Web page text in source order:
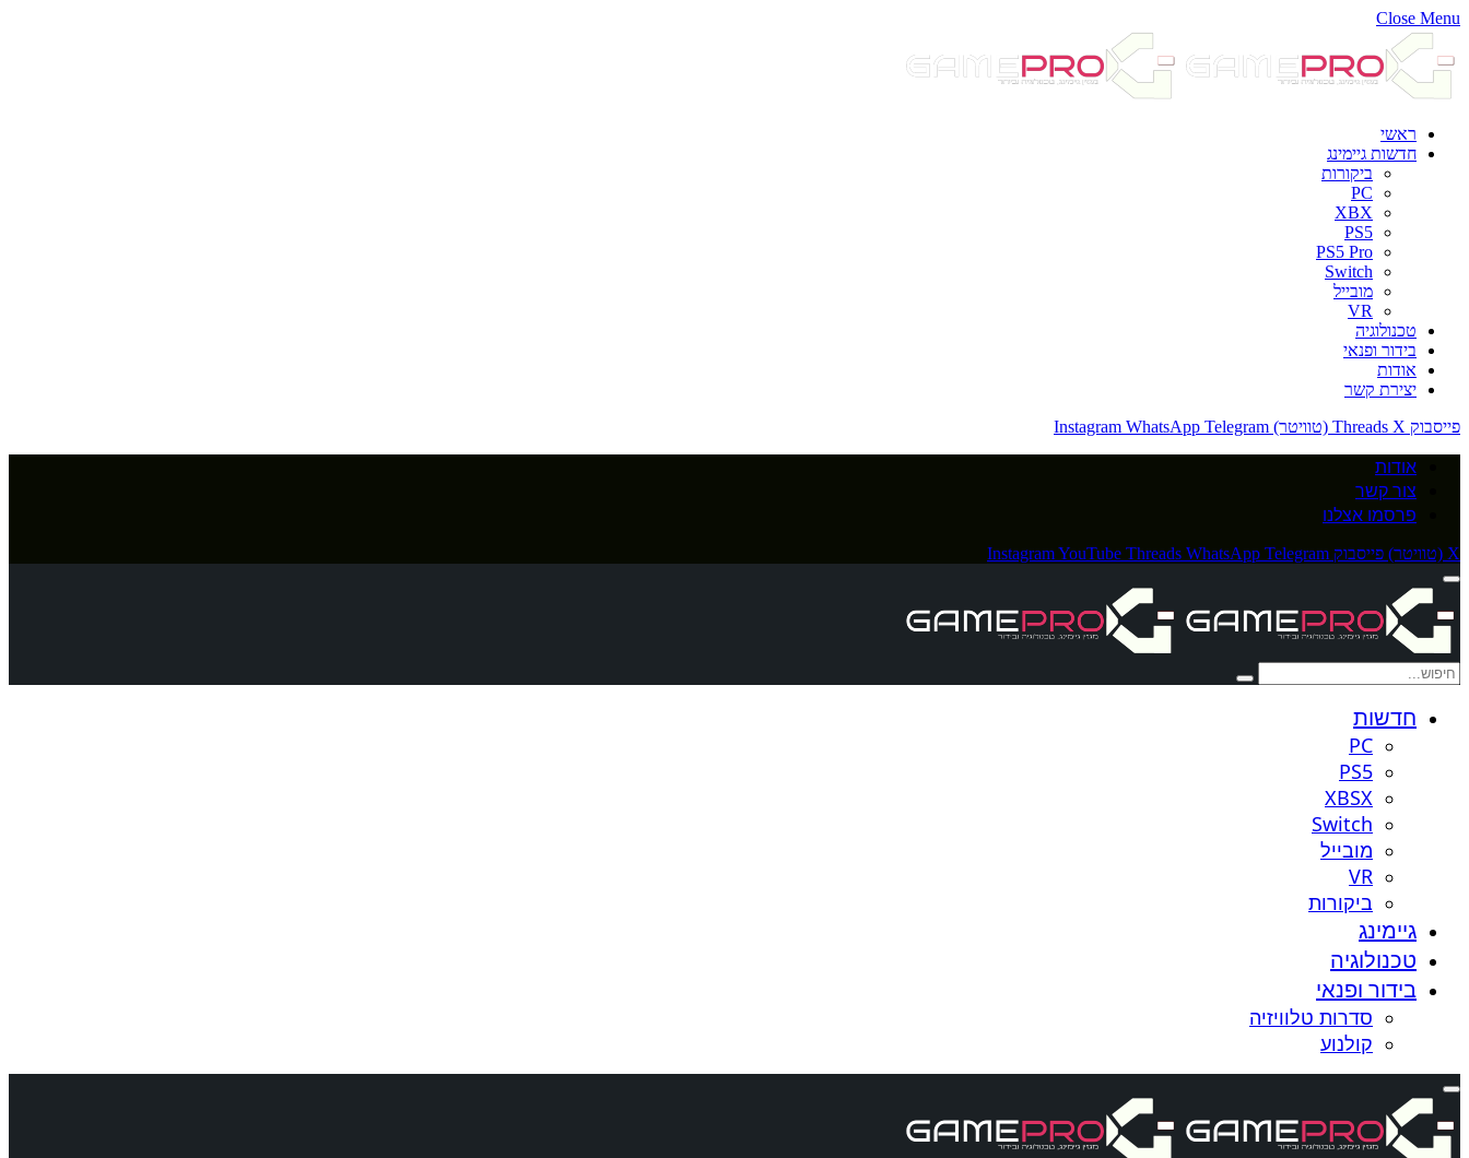
Close Menu
ראשי
חדשות גיימינג
ביקורות
PC
XBX
PS5
PS5 Pro
Switch
מובייל
VR
טכנולוגיה
בידור ופנאי
אודות
יצירת קשר
פייסבוק
Threads X (טוויטר) Instagram WhatsApp Telegram
אודות
צור קשר
פרסמו אצלנו
X (טוויטר) פייסבוק InstagramYouTube Threads WhatsApp Telegram
חדשות
PC
PS5
XBSX
Switch
מובייל
VR
ביקורות
גיימינג
טכנולוגיה
בידור ופנאי
סדרות טלוויזיה
קולנוע